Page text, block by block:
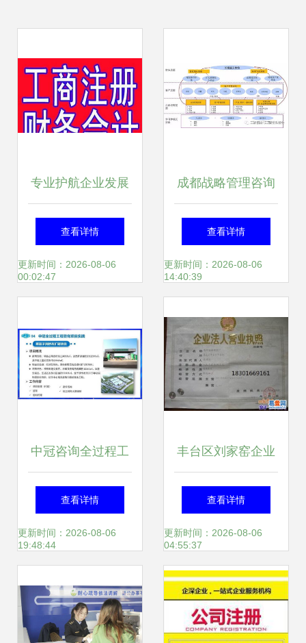
专业护航企业发展
——晋中通利达咨
询服务全面解析
查看详情
更新时间：2026-08-06
00:02:47
成都战略管理咨询
公司的工商咨询服
务 企业发展的关键
查看详情
更新时间：2026-08-06
14:40:39
中冠咨询全过程工
程咨询服务介绍
查看详情
更新时间：2026-08-06
19:48:44
丰台区刘家窑企业
设立与变更一站式
服务——畅享易登
网专业工商无忧指
导
查看详情
更新时间：2026-08-06
04:55:37